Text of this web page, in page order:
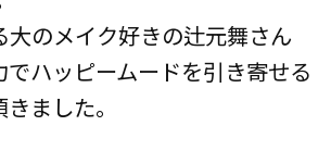
大のメイク好きの辻元舞さん
でハッピームードを引き寄せる
ました。